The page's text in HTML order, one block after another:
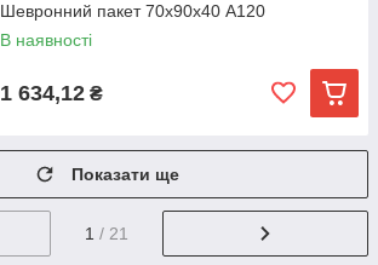
Шевронний пакет 70х90х40 A120
В наявності
1 634,12 ₴
Показати ще
1 / 21